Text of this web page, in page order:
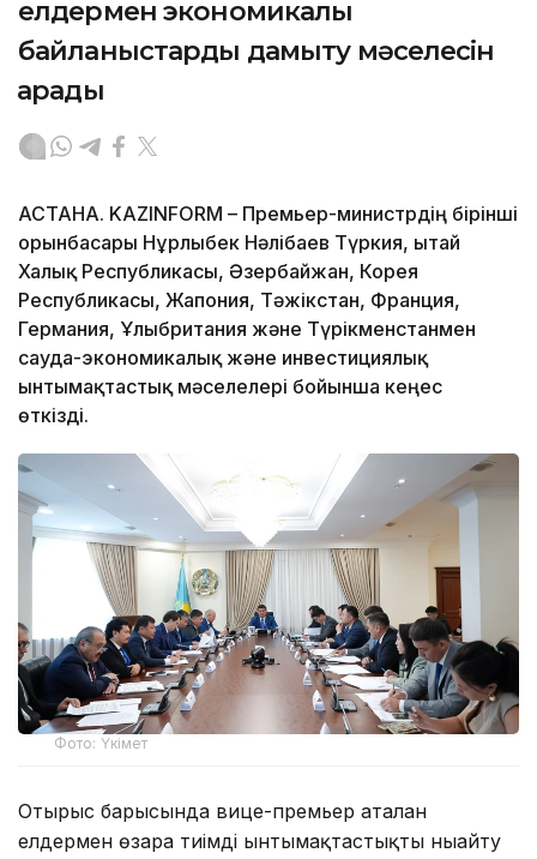
елдермен экономикалық
байланыстарды дамыту мәселесін
қарады
АСТАНА. KAZINFORM – Премьер-министрдің бірінші
орынбасары Нұрлыбек Нәлібаев Түркия, Қытай
Халық Республикасы, Әзербайжан, Корея
Республикасы, Жапония, Тәжікстан, Франция,
Германия, Ұлыбритания және Түрікменстанмен
сауда-экономикалық және инвестициялық
ынтымақтастық мәселелері бойынша кеңес
өткізді.
Фото: Үкімет
Отырыс барысында вице-премьер аталған
елдермен өзара тиімді ынтымақтастықты нығайту